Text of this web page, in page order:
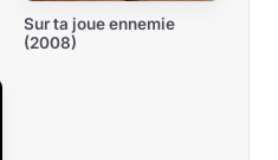
Sur ta joue ennemie
(2008)